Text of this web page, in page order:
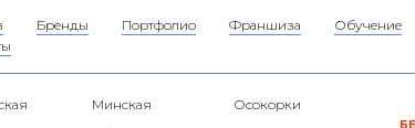
Бренды Портфолио Франшиза Обучение
Минская
Осокорки